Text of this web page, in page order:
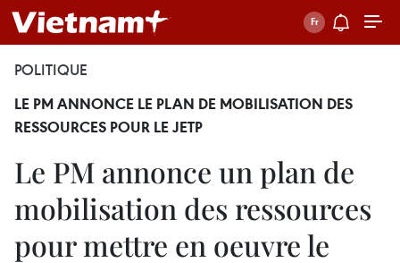
POLITIQUE
LE PM ANNONCE LE PLAN DE MOBILISATION DES
RESSOURCES POUR LE JETP
Le PM annonce un plan de
mobilisation des ressources
pour mettre en oeuvre le